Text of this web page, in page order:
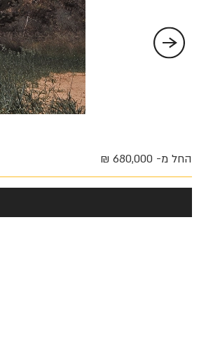
החל מ- 680,000 ₪